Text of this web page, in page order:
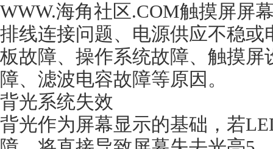
WWW.海角社区.COM触摸屏屏幕
排线连接问题、电源供应不稳或
板故障、操作系统故障、触摸屏
障、滤波电容故障等原因。
背光系统失效
背光作为屏幕显示的基础，若